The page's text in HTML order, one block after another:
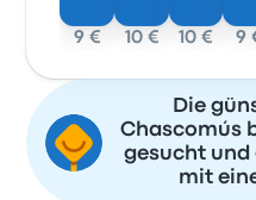
9 € 10 € 10 € 9
Die
Chascomús
gesucht und
mit